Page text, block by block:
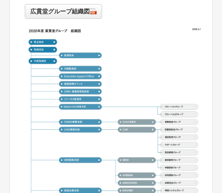
広貫堂グループ組織図